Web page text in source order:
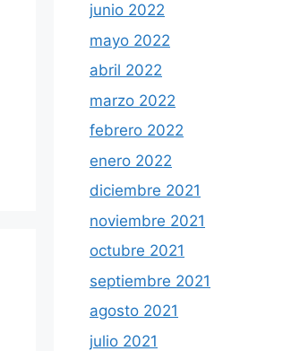
junio 2022
mayo 2022
abril 2022
marzo 2022
febrero 2022
enero 2022
diciembre 2021
noviembre 2021
octubre 2021
septiembre 2021
agosto 2021
julio 2021